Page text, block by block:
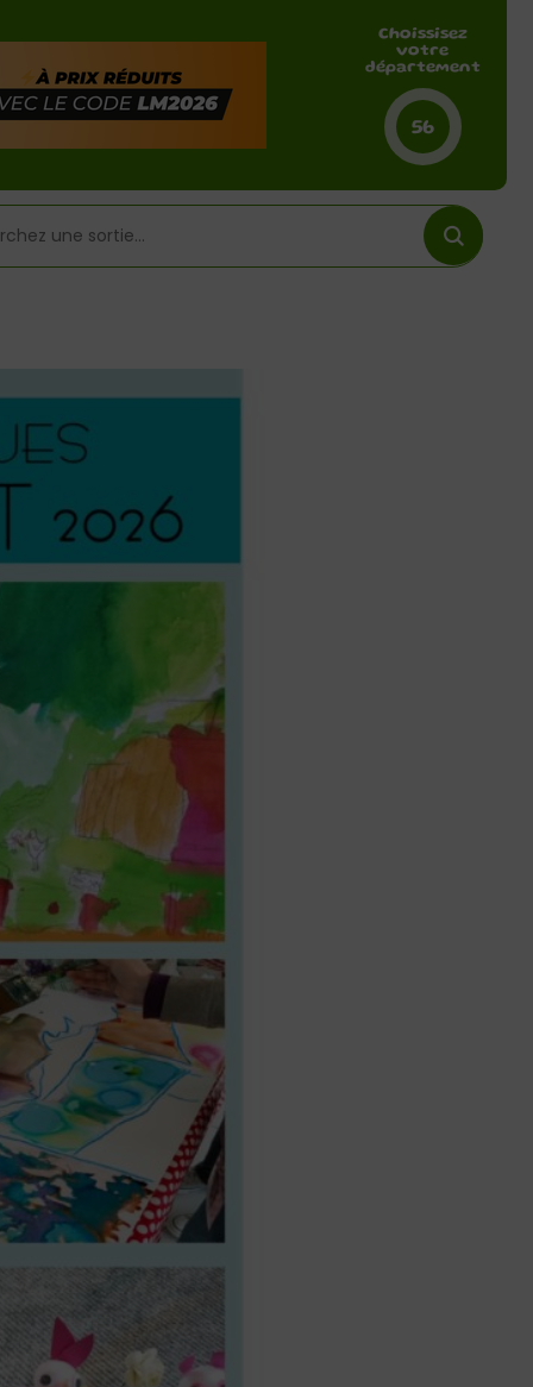
Choissisez
votre
département
56